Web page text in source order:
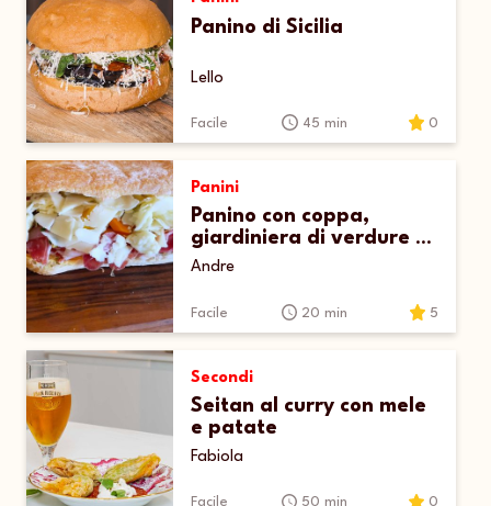
Panino di Sicilia
Lello
Facile 45 min 0
Panini
Panino con coppa,
giardiniera di verdure e
provolone
Andre
Facile 20 min 5
Secondi
Seitan al curry con mele
e patate
Fabiola
Facile 50 min 0